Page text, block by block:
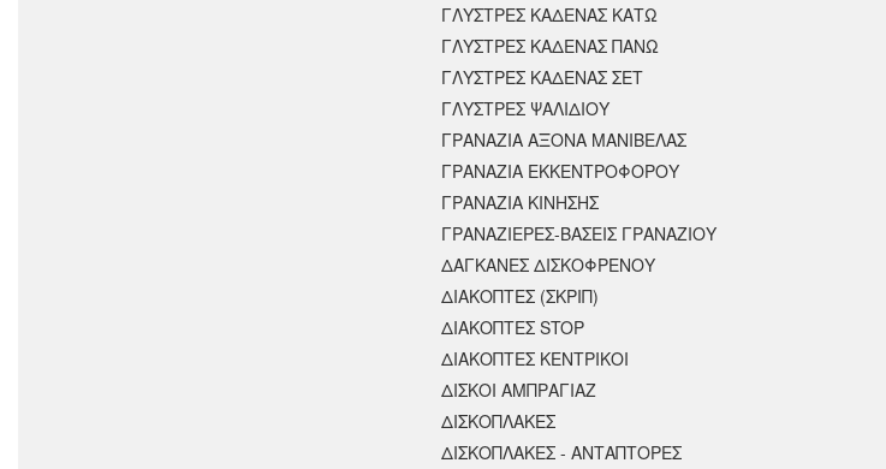
ΓΛΥΣΤΡΕΣ ΚΑΔΕΝΑΣ ΚΑΤΩ
ΓΛΥΣΤΡΕΣ ΚΑΔΕΝΑΣ ΠΑΝΩ
ΓΛΥΣΤΡΕΣ ΚΑΔΕΝΑΣ ΣΕΤ
ΓΛΥΣΤΡΕΣ ΨΑΛΙΔΙΟΥ
ΓΡΑΝΑΖΙΑ ΑΞΟΝΑ ΜΑΝΙΒΕΛΑΣ
ΓΡΑΝΑΖΙΑ ΕΚΚΕΝΤΡΟΦΟΡΟΥ
ΓΡΑΝΑΖΙΑ ΚΙΝΗΣΗΣ
ΓΡΑΝΑΖΙΕΡΕΣ-ΒΑΣΕΙΣ ΓΡΑΝΑΖΙΟΥ
ΔΑΓΚΑΝΕΣ ΔΙΣΚΟΦΡΕΝΟΥ
ΔΙΑΚΟΠΤΕΣ (ΣΚΡΙΠ)
ΔΙΑΚΟΠΤΕΣ STOP
ΔΙΑΚΟΠΤΕΣ ΚΕΝΤΡΙΚΟΙ
ΔΙΣΚΟΙ ΑΜΠΡΑΓΙΑΖ
ΔΙΣΚΟΠΛΑΚΕΣ
ΔΙΣΚΟΠΛΑΚΕΣ - ΑΝΤΑΠΤΟΡΕΣ